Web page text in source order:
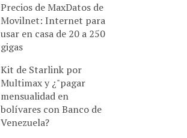
Precios de MaxDatos de
Movilnet: Internet para
usar en casa de 20 a 250
gigas
Kit de Starlink por
Multimax y ¿"pagar
mensualidad en
bolívares con Banco de
Venezuela?